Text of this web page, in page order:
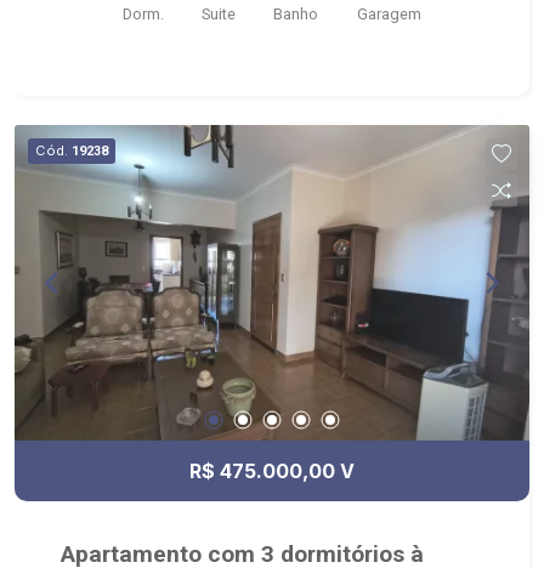
Dorm. Suite Banho Garagem
Cód. 19238
R$ 475.000,00 V
Apartamento com 3 dormitórios à